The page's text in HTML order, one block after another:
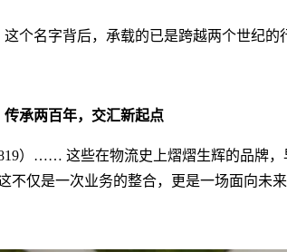
个名字背后，承载的已是跨越两个世纪的
传承两百年，交汇新起点
）…… 这些在物流史上熠熠生辉的品牌
仅是一次业务的整合，更是一场面向未